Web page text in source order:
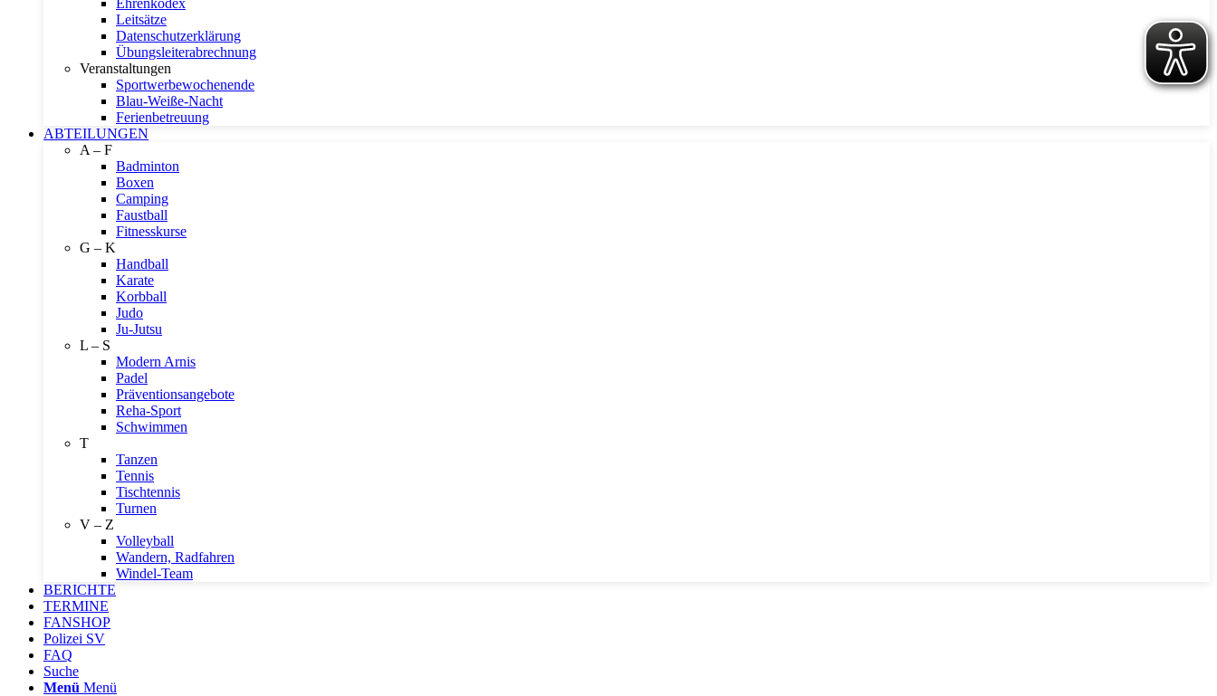
Ehrenkodex
Leitsätze
Datenschutzerklärung
Übungsleiterabrechnung
Veranstaltungen
Sportwerbewochenende
Blau-Weiße-Nacht
Ferienbetreuung
ABTEILUNGEN
A – F
Badminton
Boxen
Camping
Faustball
Fitnesskurse
G – K
Handball
Karate
Korbball
Judo
Ju-Jutsu
L – S
Modern Arnis
Padel
Präventionsangebote
Reha-Sport
Schwimmen
T
Tanzen
Tennis
Tischtennis
Turnen
V – Z
Volleyball
Wandern, Radfahren
Windel-Team
BERICHTE
TERMINE
FANSHOP
Polizei SV
FAQ
Suche
Menü Menü